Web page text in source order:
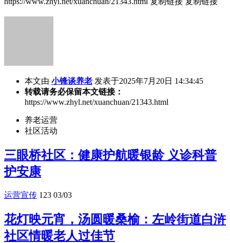
本文由 小锋谈养老 发表于2025年7月20日 14:34:45
转载请务必保留本文链接：
https://www.zhyl.net/xuanchuan/21343.html
养老运营
社区活动
三眼桥社区：健康护航暖银龄 义诊科普
护安康
运营宣传 123 03/03
花灯映元宵，汤圆暖桑榆：左岭街道白浒
社区情暖老人过佳节